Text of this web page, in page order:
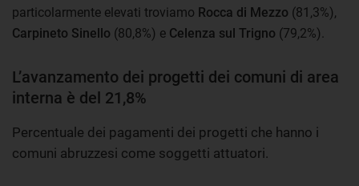
particolarmente elevati troviamo Rocca di Mezzo (81,3%),
Carpineto Sinello (80,8%) e Celenza sul Trigno (79,2%).
L’avanzamento dei progetti dei comuni di area
interna è del 21,8%
Percentuale dei pagamenti dei progetti che hanno i
comuni abruzzesi come soggetti attuatori.